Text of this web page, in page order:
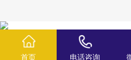
首页 电话咨询